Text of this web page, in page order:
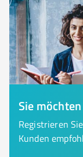
Sie
Registrieren
Kunden